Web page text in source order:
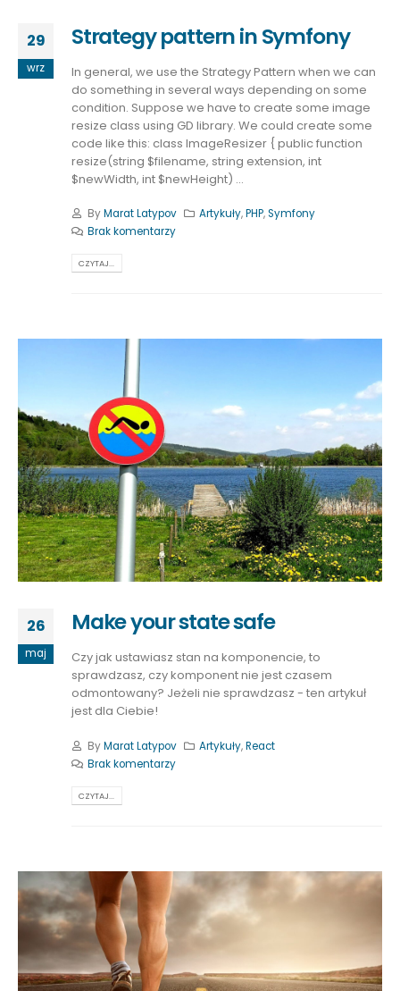
29
wrz
Strategy pattern in Symfony
In general, we use the Strategy Pattern when we can
do something in several ways depending on some
condition. Suppose we have to create some image
resize class using GD library. We could create some
code like this: class ImageResizer { public function
resize(string $filename, string extension, int
$newWidth, int $newHeight) ...
ByMarat Latypov Artykuły,PHP,Symfony
Brak komentarzy
CZYTAJ...
26
maj
Make your state safe
Czy jak ustawiasz stan na komponencie, to
sprawdzasz, czy komponent nie jest czasem
odmontowany? Jeżeli nie sprawdzasz - ten artykuł
jest dla Ciebie!
ByMarat Latypov Artykuły,React
Brak komentarzy
CZYTAJ...